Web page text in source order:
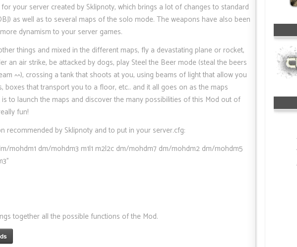
your server created by Sklipnoty, which brings a lot of changes to standard
as well as to several maps of the solo mode. The weapons have also been
dynamism to your server games.
things and mixed in the different maps, fly a devastating plane or rocket,
an air strike, be attacked by dogs, play Steel the Beer mode (steal the beers
^^), crossing a tank that shoots at you, using beams of light that allow you
boxes that transport you to a floor, etc.. and it all goes on as the maps
to launch the maps and discover the many possibilities of this Mod out of
fun!
recommended by Sklipnoty and to put in your server.cfg:
mohdm1 dm/mohdm3 m1l1 m2l2c dm/mohdm7 dm/mohdm2 dm/mohdm5
together all the possible functions of the Mod.